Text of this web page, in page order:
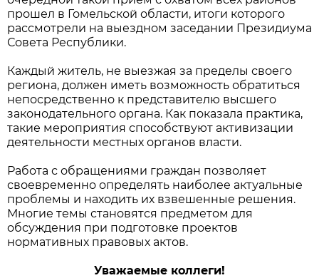
прошел в Гомельской области, итоги которого
рассмотрели на выездном заседании Президиума
Совета Республики.
Каждый житель, не выезжая за пределы своего
региона, должен иметь возможность обратиться
непосредственно к представителю высшего
законодательного органа. Как показала практика,
такие мероприятия способствуют активизации
деятельности местных органов власти.
Работа с обращениями граждан позволяет
своевременно определять наиболее актуальные
проблемы и находить их взвешенные решения.
Многие темы становятся предметом для
обсуждения при подготовке проектов
нормативных правовых актов.
Уважаемые коллеги!